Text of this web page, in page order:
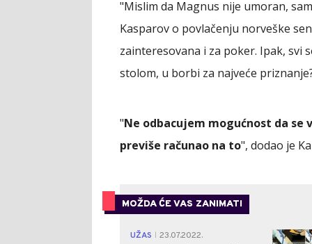
"Mislim da Magnus nije umoran,
Kasparov o povlačenju norveške
zainteresovana i za poker. Ipak, svi
stolom, u borbi za najveće
"Ne odbacujem mogućnost da
previše računao na to", dodao je
MOŽDA ĆE VAS ZANIMATI
UŽAS
23.07.2022.